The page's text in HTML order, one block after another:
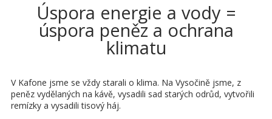
Úspora energie a vody =
úspora peněz a ochrana
klimatu
V Kafone jsme se vždy starali o klima. Na Vysočině jsme, z
peněz vydělaných na kávě, vysadili sad starých odrůd, vytvořili
remízky a vysadili tisový háj.